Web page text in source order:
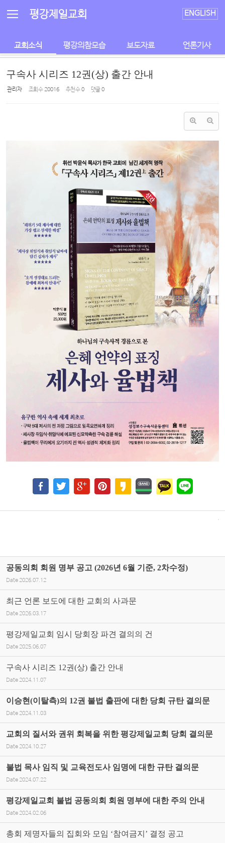
평강제일교회 ENGLISH
교회소식 평강의참모습 보도자료 언론기사
구속사 시리즈 12권(상) 출간 안내
관리자 조회 수20016 추천 수0 댓글0
공동의회 회원 명부 공고 (2026년 6월 기준, 2차수정)
Date 2026.07.12
최근 언론 보도에 대한 교회의 사과문
Date 2026.03.17
평강제일교회 임시 당회장 파견 결의의 건
Date 2025.06.07
구속사 시리즈 12권(상) 출간 안내
Date 2024.11.07
이승현(이탈측)의 12권 불법 출판에 대한 당회 규탄 결의문
Date 2024.11.03
교회의 질서와 권위 회복을 위한 평강제일교회 당회 결의문
Date 2024.10.27
불법 목사 임직 및 교육전도사 임명에 대한 규탄 결의문
Date 2024.07.22
평강제일교회 불법 공동의회 회원 명부에 대한 주의 안내
Date 2024.02.06
총회 제명자들의 집회와 모임 ‘참여금지’ 결정 공고